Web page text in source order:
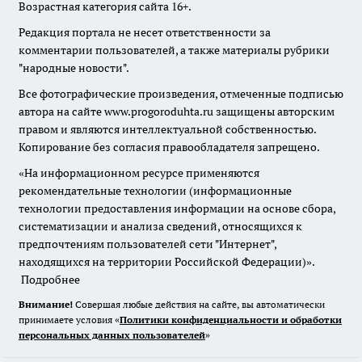
Возрастная категория сайта 16+.
Редакция портала не несет ответственности за
комментарии пользователей, а также материалы рубрики
"народные новости".
Все фотографические произведения, отмеченные подписью
автора на сайте www.progoroduhta.ru защищены авторским
правом и являются интеллектуальной собственностью.
Копирование без согласия правообладателя запрещено.
«На информационном ресурсе применяются
рекомендательные технологии (информационные
технологии предоставления информации на основе сбора,
систематизации и анализа сведений, относящихся к
предпочтениям пользователей сети "Интернет",
находящихся на территории Российской Федерации)».
Подробнее
Внимание! Совершая любые действия на сайте, вы автоматически
принимаете условия «Политики конфиденциальности и обработки
персональных данных пользователей»